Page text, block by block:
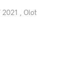
, Olot